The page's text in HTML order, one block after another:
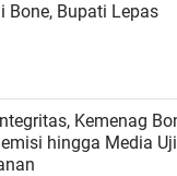
Bone, Bupati Lepas
Kemenag
hingga Media Uji